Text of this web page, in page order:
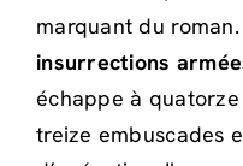
marquant du
insurrections
échappe à
treize embuscades